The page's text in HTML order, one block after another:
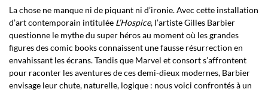
La chose ne manque ni de piquant ni d’ironie. Avec cette installation
d’art contemporain intitulée L’Hospice, l’artiste Gilles Barbier
questionne le mythe du super héros au moment où les grandes
figures des comic books connaissent une fausse résurrection en
envahissant les écrans. Tandis que Marvel et consort s’affrontent
pour raconter les aventures de ces demi-dieux modernes, Barbier
envisage leur chute, naturelle, logique : nous voici confrontés à un